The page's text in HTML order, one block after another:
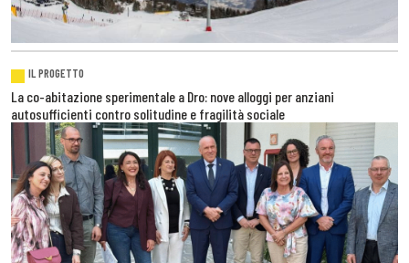
IL PROGETTO
La co-abitazione sperimentale a Dro: nove alloggi per anziani
autosufficienti contro solitudine e fragilità sociale